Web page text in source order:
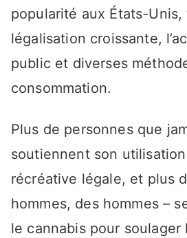
popularité aux États-Unis,
légalisation croissante,
public et diverses
consommation.
Plus de personnes que
soutiennent son
récréative légale, et plus
hommes, des hommes –
le cannabis pour soulager